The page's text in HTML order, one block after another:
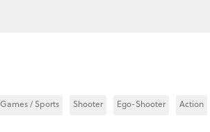
/ Sports Shooter Ego-Shooter Action